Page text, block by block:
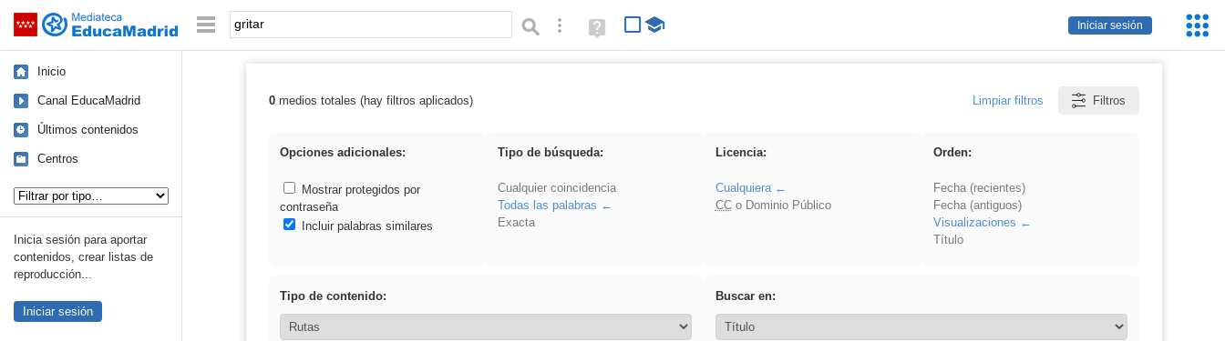
Saltar navegación
Iniciar sesión
Palabra o frase: Búsqueda avanzada
Ayuda
(en
Inicio
Canal EducaMadrid
Últimos contenidos
Centros
Inicia sesión para aportar
contenidos, crear listas de
reproducción...
Iniciar sesión
Resultados de: gritar
0medios totales (hay filtros aplicados) Limpiar filtros Filtros
Opciones adicionales:
Mostrar protegidos por
contraseña
Incluir palabras similares
Tipo de búsqueda:
Cualquier coincidencia
Todas las palabras
Exacta
Licencia:
Cualquiera
CCo Dominio Público
Orden:
Fecha (recientes)
Fecha (antiguos)
Visualizaciones
Título
Tipo de contenido: Buscar en: